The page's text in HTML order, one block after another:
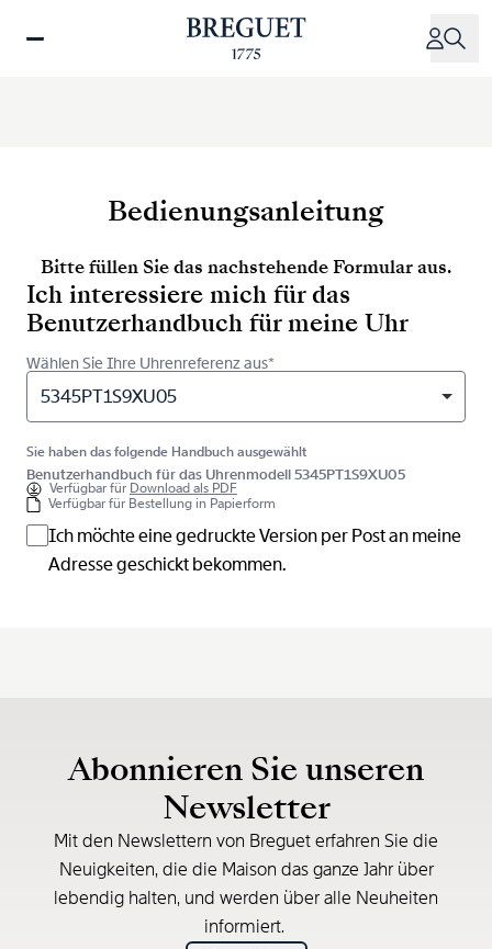
zum
Bedienungsanleitung
Bitte füllen Sie das nachstehende Formular aus.
Ich interessiere mich für das
Benutzerhandbuch für meine Uhr
Wählen Sie Ihre Uhrenreferenz aus*
5345PT1S9XU05
Sie haben das folgende Handbuch ausgewählt
Benutzerhandbuch für das Uhrenmodell 5345PT1S9XU05
Verfügbar für Download als PDF
Verfügbar für Bestellung in Papierform
Ich möchte eine gedruckte Version per Post an meine
Adresse geschickt bekommen.
Abonnieren Sie unseren
Newsletter
Mit den Newslettern von Breguet erfahren Sie die
Neuigkeiten, die die Maison das ganze Jahr über
lebendig halten, und werden über alle Neuheiten
informiert.